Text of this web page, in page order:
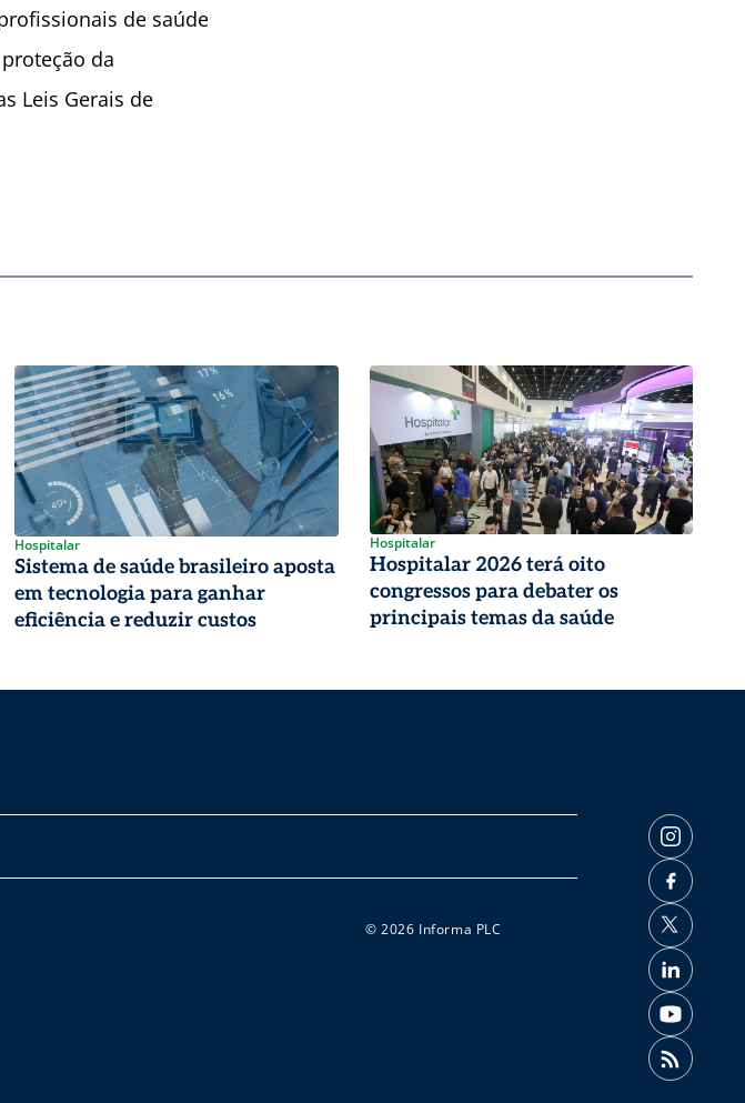
de saúde
da
Leis Gerais de
Hospitalar
Sistema de saúde brasileiro aposta
em tecnologia para ganhar
eficiência e reduzir custos
Hospitalar
Hospitalar 2026 terá oito
congressos para debater os
principais temas da saúde
© 2026 Informa PLC